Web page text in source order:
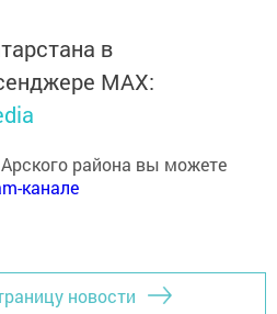
в
MАХ:
района вы можете
канале
новости